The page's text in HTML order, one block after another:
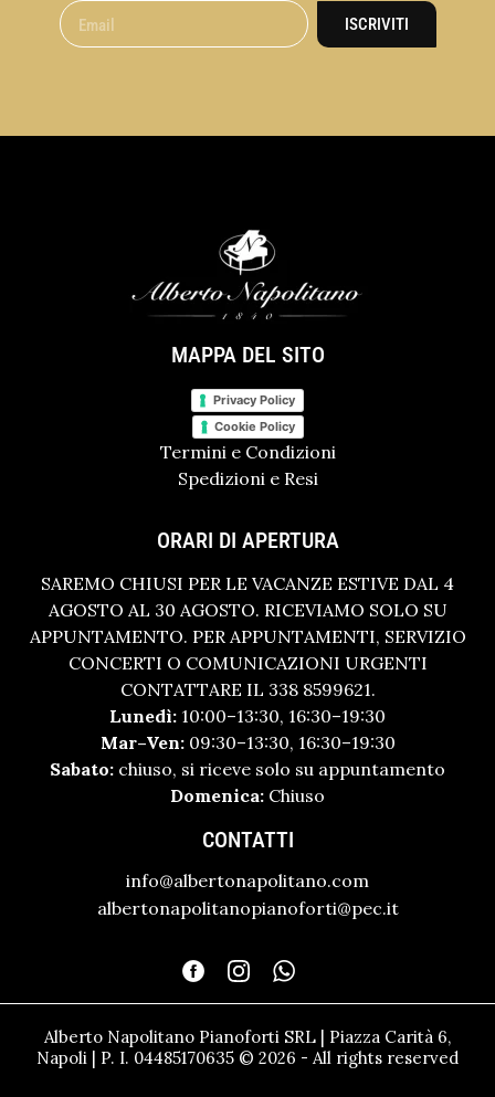
ISCRIVITI
MAPPA DEL SITO
Privacy Policy
Cookie Policy
Termini e Condizioni
Spedizioni e Resi
ORARI DI APERTURA
SAREMO CHIUSI PER LE VACANZE ESTIVE DAL 4
AGOSTO AL 30 AGOSTO. RICEVIAMO SOLO SU
APPUNTAMENTO. PER APPUNTAMENTI, SERVIZIO
CONCERTI O COMUNICAZIONI URGENTI
CONTATTARE IL 338 8599621.
Lunedì: 10:00–13:30, 16:30–19:30
Mar–Ven:09:30–13:30, 16:30–19:30
Sabato: chiuso, si riceve solo su appuntamento
Domenica: Chiuso
CONTATTI
info@albertonapolitano.com
albertonapolitanopianoforti@pec.it
Alberto Napolitano Pianoforti SRL | Piazza Carità 6,
Napoli | P. I. 04485170635 © 2026 - All rights reserved